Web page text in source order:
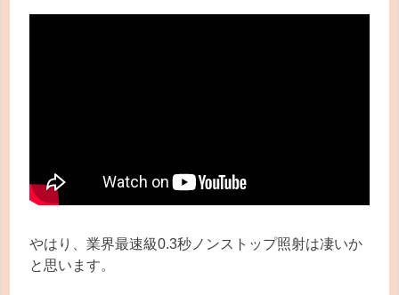
やはり、業界最速級0.3秒ノンストップ照射は凄いか
と思います。